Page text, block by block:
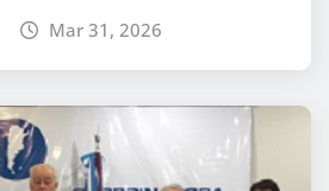
Mar 31, 2026